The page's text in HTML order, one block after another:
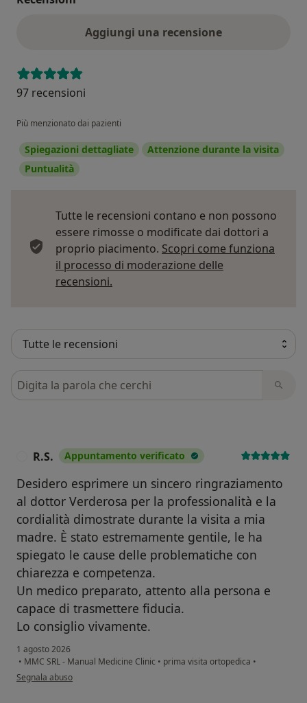
Aggiungi una recensione
97 recensioni
Più menzionato dai pazienti
Spiegazioni dettagliate
Attenzione durante la visita
Puntualità
Tutte le recensioni contano e non possono
essere rimosse o modificate dai dottori a
proprio piacimento. Scopri come funziona
il processo di moderazione delle
recensioni.
Cerca nelle recensioni
R.S. Appuntamento verificato
Desidero esprimere un sincero ringraziamento
al dottor Verderosa per la professionalità e la
cordialità dimostrate durante la visita a mia
madre. È stato estremamente gentile, le ha
spiegato le cause delle problematiche con
chiarezza e competenza.
Un medico preparato, attento alla persona e
capace di trasmettere fiducia.
Lo consiglio vivamente.
1 agosto 2026
• MMC SRL - Manual Medicine Clinic • prima visita ortopedica •
secondo l'opinione dell'utente R.S.
Segnala abuso